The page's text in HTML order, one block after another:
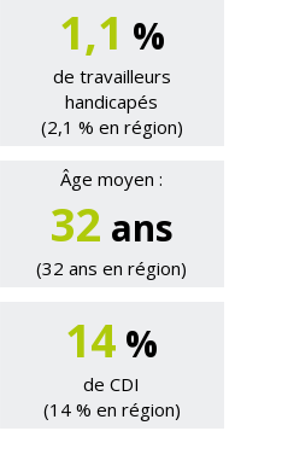
1,1 %
de travailleurs
handicapés
(2,1 % en région)
Âge moyen :
32 ans
(32 ans en région)
14 %
de CDI
(14 % en région)